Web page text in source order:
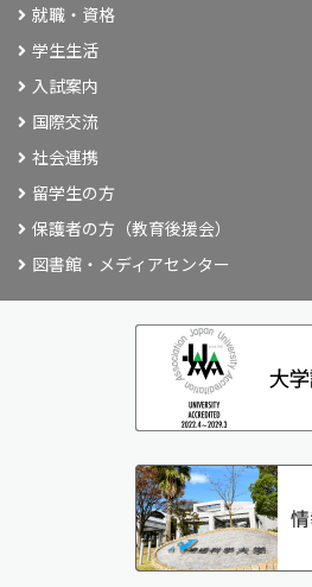
就職・資格
学生生活
入試案内
国際交流
社会連携
留学生の方
保護者の方（教育後援会）
図書館・メディアセンター